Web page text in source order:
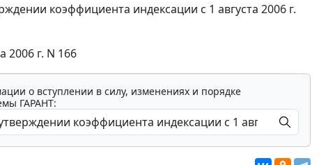
коэффициента индексации с 1 августа 2006 г.
2006 г. N 166
о вступлении в силу, изменениях и порядке
ГАРАНТ: